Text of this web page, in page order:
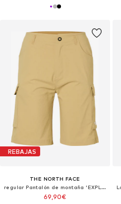
REBAJAS
THE NORTH FACE
regular Pantalón de montaña 'EXPLORATION'
69,90€